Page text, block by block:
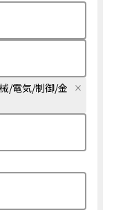
/電気/制御/金